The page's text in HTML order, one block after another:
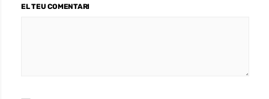
EL TEU COMENTARI